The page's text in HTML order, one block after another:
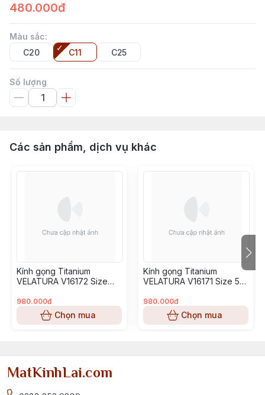
480.000đ
Màu sắc:
C20
C11 C25
Số lượng
Các sản phẩm, dịch vụ khác
Kính gọng Titanium
VELATURA V16172 Size
980.000đ
Chọn mua
Kính gọng Titanium
VELATURA V16171 Size 53-
980.000đ
Chọn mua
MatKinhLai.com